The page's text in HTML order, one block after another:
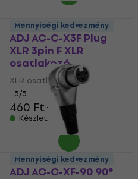
ADJ AC-C-X3F Plug
XLR 3pin F XLR
csatlakozó
XLR csatlakozó
5/5
460 Ft490 Ft
Készleten
Mennyiségi kedvezmény
ADJ AC-C-XF-90 90°
Mennyiségi kedvezmény